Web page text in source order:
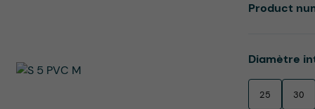
Select
Diamètre
25 30
Product